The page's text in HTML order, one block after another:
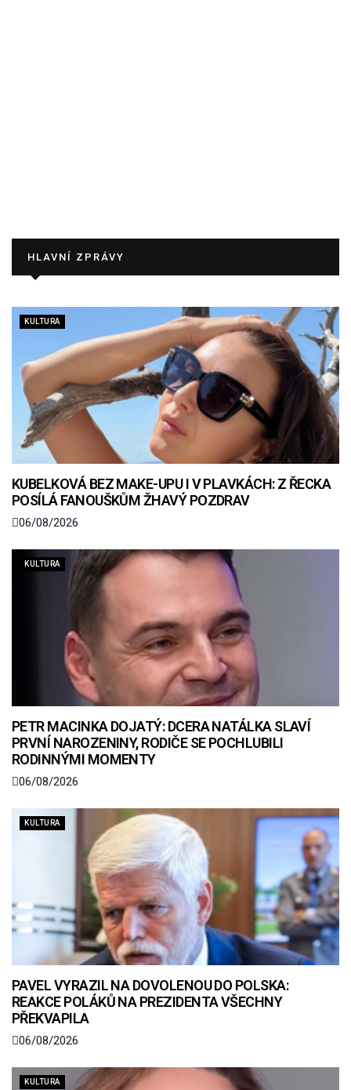
HLAVNÍ ZPRÁVY
KULTURA
KUBELKOVÁ BEZ MAKE-UPU I V PLAVKÁCH: Z ŘECKA
POSÍLÁ FANOUŠKŮM ŽHAVÝ POZDRAV
06/08/2026
KULTURA
PETR MACINKA DOJATÝ: DCERA NATÁLKA SLAVÍ
PRVNÍ NAROZENINY, RODIČE SE POCHLUBILI
RODINNÝMI MOMENTY
06/08/2026
KULTURA
PAVEL VYRAZIL NA DOVOLENOU DO POLSKA:
REAKCE POLÁKŮ NA PREZIDENTA VŠECHNY
PŘEKVAPILA
06/08/2026
KULTURA